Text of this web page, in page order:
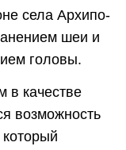
села Архипо-
шеи и
головы.
в качестве
возможность